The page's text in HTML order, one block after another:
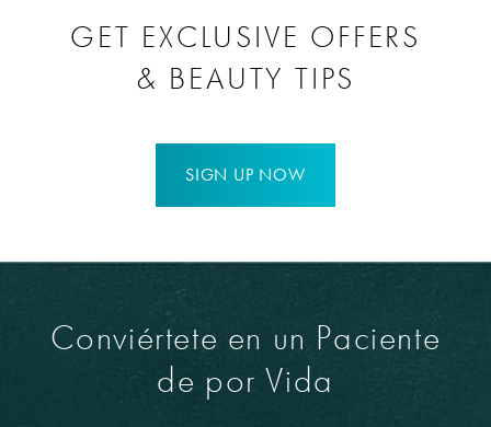
GET EXCLUSIVE OFFERS
& BEAUTY TIPS
SIGN UP NOW
Conviértete en un Paciente
de por Vida